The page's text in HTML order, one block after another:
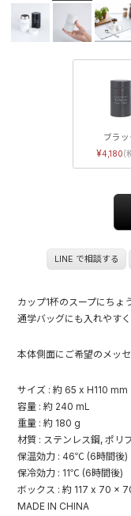
ブラッ
4,180
LINE で相談する
カップ1杯のスープにち
通学バッグにも入れやす
本体側面にご希望のメッセ
サイズ : 約 65 x H110 mm
容量 : 約 240 mL
重量 : 約 180 g
材質 : ステンレス鋼, ポリ
保温効力 : 46℃ (6時間後)
保冷効力 : 11℃ (6時間後)
ボックス : 約 117 x 70 x
MADE IN CHINA